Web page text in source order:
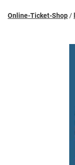
Online-Ticket-Shop /